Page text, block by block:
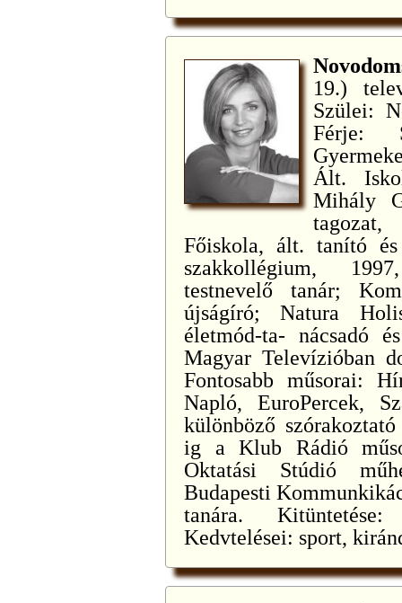
19.)
Szülei:
Férje:
Ált.
Mihály
tagozat,
Főiskola, ált. tanító és
szakkollégium,
testnevelő tanár;
újságíró; Natura
életmód-ta- nácsadó
Magyar Televízióban
Fontosabb műsorai:
Napló, EuroPercek,
különböző
ig a Klub Rádió
Oktatási Stúdió
Budapesti
tanára.
Kedvtelései: sport,